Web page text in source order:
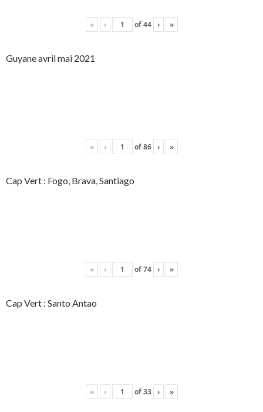
« ‹ of44 › »
Guyane avril mai 2021
« ‹ of86 › »
Cap Vert : Fogo, Brava, Santiago
« ‹ of74 › »
Cap Vert : Santo Antao
« ‹ of33 › »